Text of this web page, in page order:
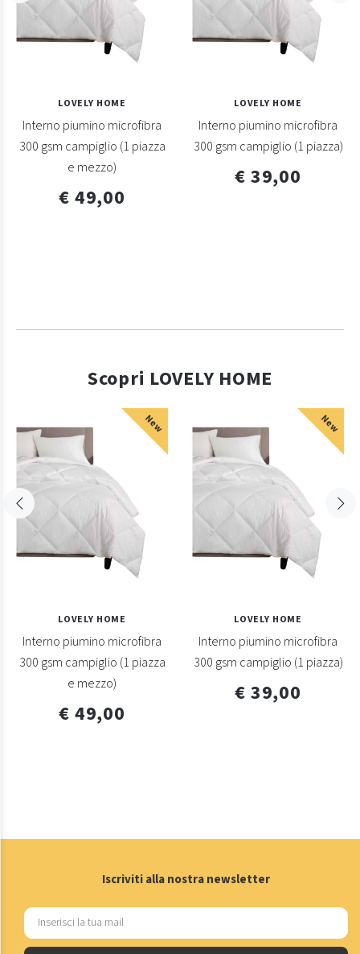
LOVELY HOME
Interno piumino microfibra
300 gsm campiglio (1 piazza
e mezzo)
€ 49,00
LOVELY HOME
Interno piumino microfibra
300 gsm campiglio (1 piazza)
€ 39,00
Scopri LOVELY HOME
New
LOVELY HOME
Interno piumino microfibra
300 gsm campiglio (1 piazza
e mezzo)
€ 49,00
New
LOVELY HOME
Interno piumino microfibra
300 gsm campiglio (1 piazza)
€ 39,00
Iscriviti alla nostra newsletter